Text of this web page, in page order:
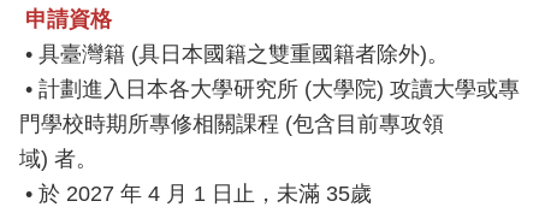
申請資格
• 具臺灣籍 (具日本國籍之雙重國籍者除外)。
• 計劃進入日本各大學研究所 (大學院) 攻讀大學或專
門學校時期所專修相關課程 (包含目前專攻領
域) 者。
• 於 2027 年 4 月 1 日止，未滿 35歲